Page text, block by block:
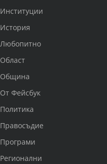
Институции
История
Любопитно
Област
Община
От Фейсбук
Политика
Правосъдие
Програми
Регионални